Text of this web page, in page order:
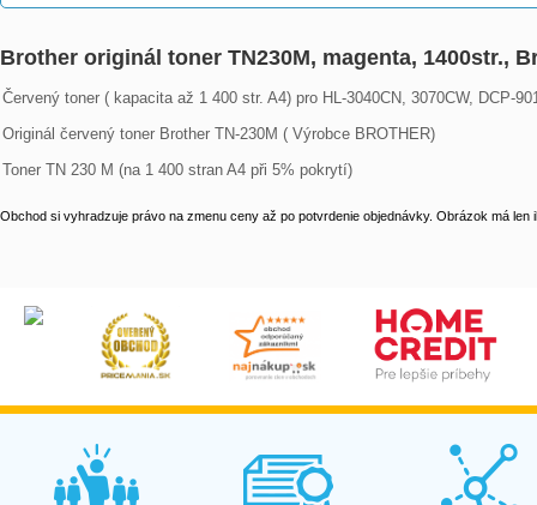
Brother originál toner TN230M, magenta, 1400str.,
Červený toner ( kapacita až 1 400 str. A4) pro HL-3040CN, 3070CW, DCP-
Originál červený toner Brother TN-230M ( Výrobce BROTHER)
Toner TN 230 M (na 1 400 stran A4 při 5% pokrytí)
Obchod si vyhradzuje právo na zmenu ceny až po potvrdenie objednávky. Obrázok má len